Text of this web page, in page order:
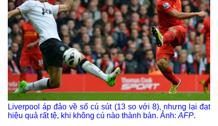
Liverpool áp đảo về số cú sút (13 so với 8), nhưng lại đạt
hiệu quả rất tệ, khi không cú nào thành bàn. Ảnh: AFP.